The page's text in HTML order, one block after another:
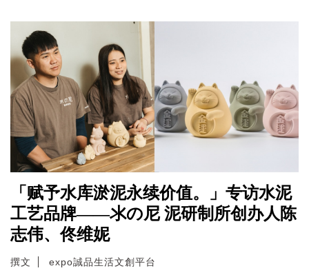
「赋予水库淤泥永续价值。」专访水泥
工艺品牌——氺の尼 泥研制所创办人陈
志伟、佟维妮
撰文 expo誠品生活文創平台